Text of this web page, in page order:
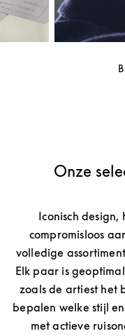
Onze
Iconisch
compromisloos
volledige
Elk paar is
zoals de artiest het
bepalen welke stijl
met actieve